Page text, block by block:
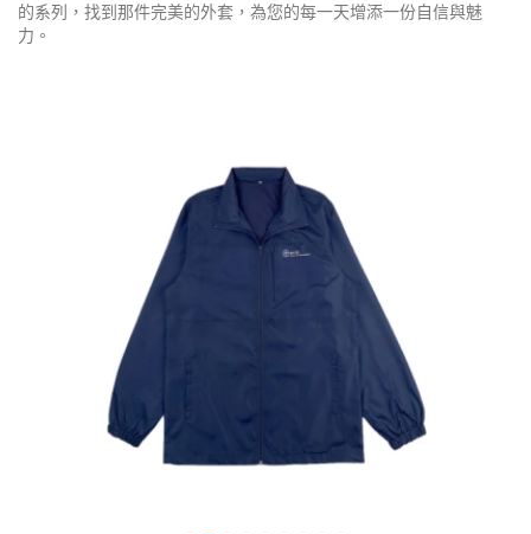
的系列，找到那件完美的外套，為您的每一天增添一份自信與魅
力。